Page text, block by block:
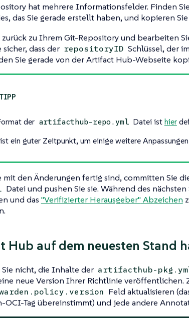
hat mehrere Informationsfelder. Finden
das Sie gerade erstellt haben, und kopieren Sie
zurück zu Ihrem Git-Repository und bearbeiten
dass der repositoryID Schlüssel, der
Sie gerade von der Artifact Hub-Webseite
der artifacthub-repo.yml Datei ist hier
ein guter Zeitpunkt, um einige weitere
mit den Änderungen fertig sind, committen Sie
Datei und pushen Sie sie. Während des
und das "Verifizierter Herausgeber" Abzeichen
Hub auf dem neuesten Stand
Sie nicht, die Inhalte der artifacthub-
neue Version Ihrer Richtlinie veröffentlichen.
Feld aktualisieren
OCI-Tag übereinstimmt) und jede andere